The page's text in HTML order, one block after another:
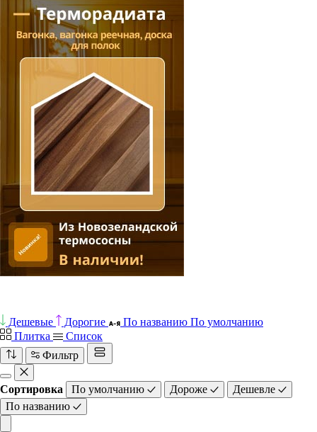
Дешевые Дорогие По названию По умолчанию
Плитка
Список
Фильтр
Сортировка По умолчанию Дороже
Дешевле
По названию